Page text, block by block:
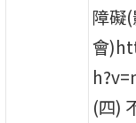
障礙
會
(四)